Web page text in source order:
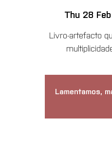
Thu 28 Feb
Livro-artefacto
Lamentamos,